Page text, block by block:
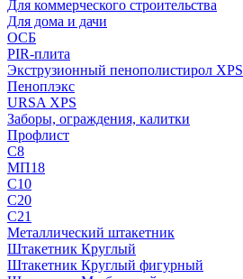
Для коммерческого строительства
Для дома и дачи
ОСБ
PIR-плита
Экструзионный пенополистирол XPS
Пеноплэкс
URSA XPS
Заборы, ограждения, калитки
Профлист
С8
МП18
С10
С20
С21
Металлический штакетник
Штакетник Круглый
Штакетник Круглый фигурный